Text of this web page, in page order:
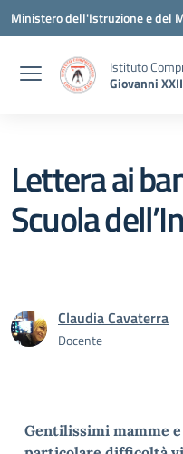
Vai ai contenuti
Vai al menu di navigazione
Vai al footer
Ministero dell'Istruzione e del
Istituto
Giovanni
Lettera ai
Scuola
Claudia Cavaterra
Docente
Gentilissimi mamme